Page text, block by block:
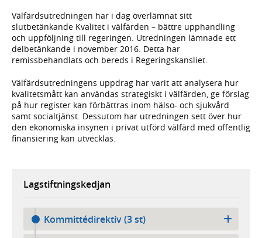
Välfärdsutredningen har i dag överlämnat sitt
slutbetänkande Kvalitet i välfärden – bättre upphandling
och uppföljning till regeringen. Utredningen lämnade ett
delbetänkande i november 2016. Detta har
remissbehandlats och bereds i Regeringskansliet.
Välfärdsutredningens uppdrag har varit att analysera hur
kvalitetsmått kan användas strategiskt i välfärden, ge förslag
på hur register kan förbättras inom hälso- och sjukvård
samt socialtjänst. Dessutom har utredningen sett över hur
den ekonomiska insynen i privat utförd välfärd med offentlig
finansiering kan utvecklas.
Lagstiftningskedjan
Kommittédirektiv (3 st)